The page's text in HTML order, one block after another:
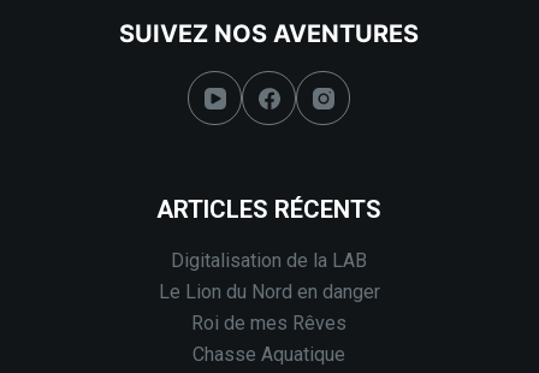
SUIVEZ NOS AVENTURES
ARTICLES RÉCENTS
Digitalisation de la LAB
Le Lion du Nord en danger
Roi de mes Rêves
Chasse Aquatique